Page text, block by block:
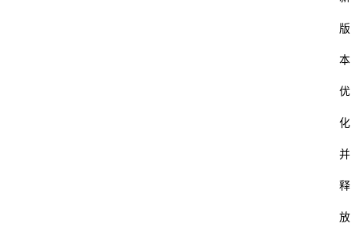
版
本
优
化
并
释
放